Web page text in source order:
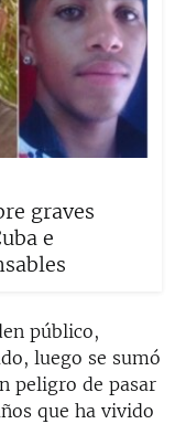
graves
e
público,
luego se sumó
peligro de pasar
que ha vivido